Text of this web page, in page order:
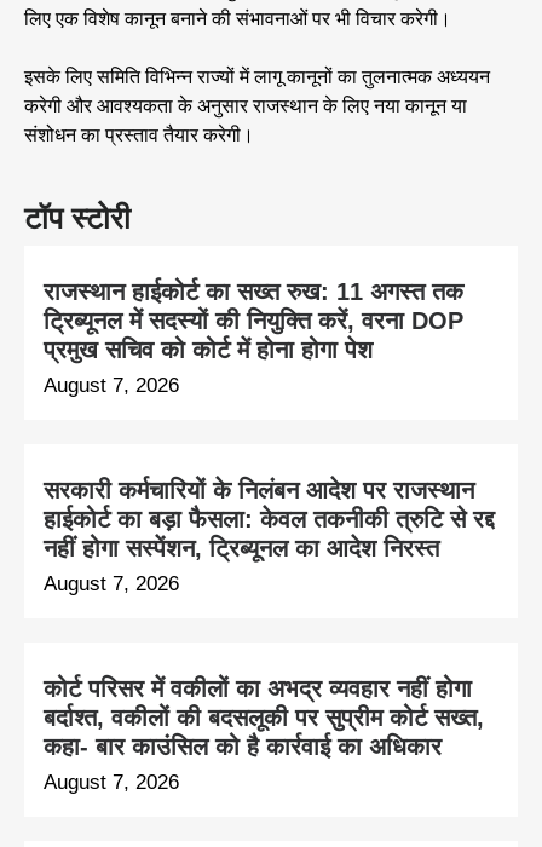
टॉप स्टोरी
राजस्थान हाईकोर्ट का सख्त रुख: 11 अगस्त तक
ट्रिब्यूनल में सदस्यों की नियुक्ति करें, वरना DOP
प्रमुख सचिव को कोर्ट में होना होगा पेश
August 7, 2026
सरकारी कर्मचारियों के निलंबन आदेश पर राजस्थान
हाईकोर्ट का बड़ा फैसला: केवल तकनीकी त्रुटि से रद्द
नहीं होगा सस्पेंशन, ट्रिब्यूनल का आदेश निरस्त
August 7, 2026
कोर्ट परिसर में वकीलों का अभद्र व्यवहार नहीं होगा
बर्दाश्त, वकीलों की बदसलूकी पर सुप्रीम कोर्ट सख्त,
कहा- बार काउंसिल को है कार्रवाई का अधिकार
August 7, 2026
लिए एक विशेष कानून बनाने की संभावनाओं पर भी विचार करेगी।
इसके लिए समिति विभिन्न राज्यों में लागू कानूनों का तुलनात्मक अध्ययन
करेगी और आवश्यकता के अनुसार राजस्थान के लिए नया कानून या
संशोधन का प्रस्ताव तैयार करेगी।